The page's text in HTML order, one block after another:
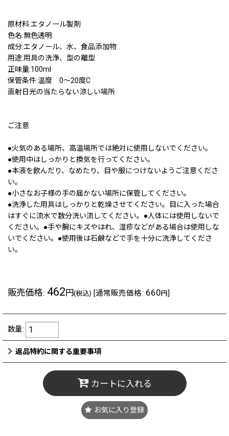
原材料:エタノール製剤
色名:無色透明
成分:エタノール、水、食品添加物
用途:用具の洗浄、型の離型
正味量:100ml
保管条件:温度 0〜20度C
直射日光の当たらない涼しい場所
ご注意
●火気のある場所、高温場所では絶対に使用しないでください。
●使用中はしっかりと換気を行ってください。
●本液を飲んだり、なめたり、目や服につけないようご注意くださ
い。
●小さなお子様の手の届かない場所に保管してください。
●洗浄した用具はしっかりと乾燥させてください。目に入った場合
はすぐに流水で数分洗い流してください。●人体には使用しないで
ください。●手や腕にキズやはれ、湿疹などがある場合は使用しな
いでください。●使用後は石鹸などで手を十分に洗浄してくださ
い。
販売価格: 462円(税込) [通常販売価格: 660 円]
数量:
返品特約に関する重要事項
カートに入れる
お気に入り登録